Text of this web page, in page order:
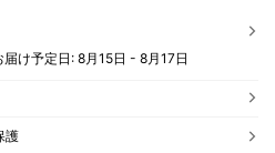
届け予定日: 8月15日 - 8月17日
護